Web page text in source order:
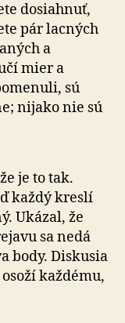
do­siahnuť,
pár lacných
a
mier a
sú
nijako nie sú
je to tak.
každý kreslí
Ukázal, že
sa nedá
body. Diskusia
každému,